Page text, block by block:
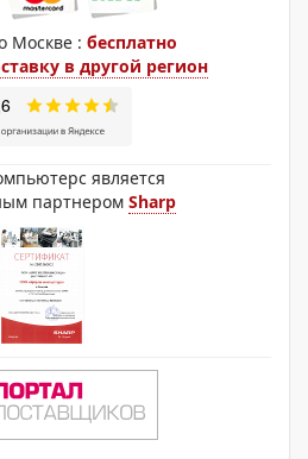
Москве : бесплатно
в другой регион
является
партнером Sharp